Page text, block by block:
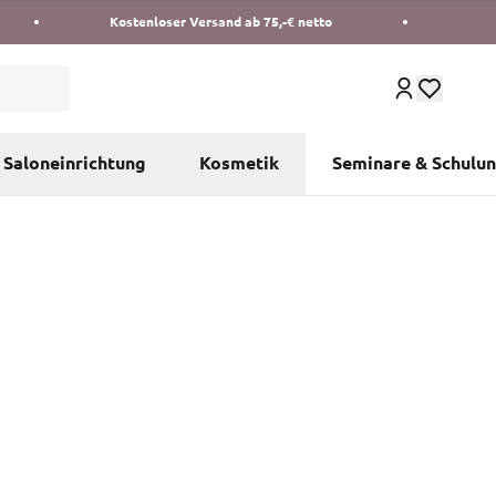
Kostenloser Versand ab 75,-€ netto
Saloneinrichtung Kosmetik Seminare &